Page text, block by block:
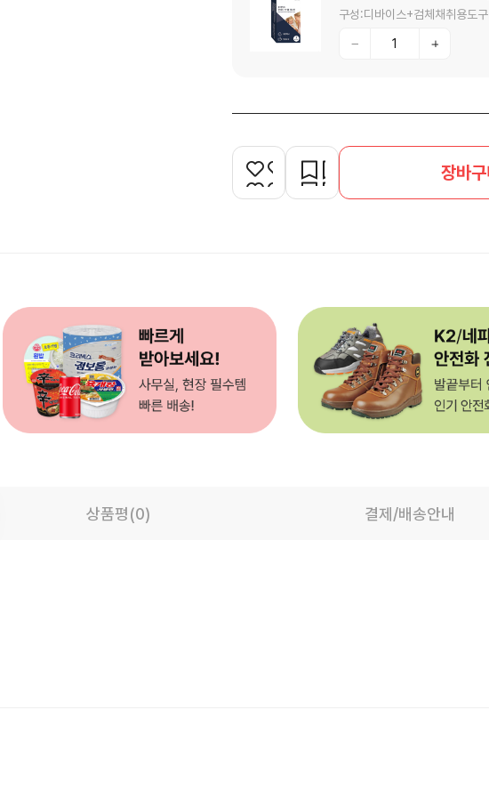
구성:디바이스+검체채취용도
장바구
상품평(0) 결제/배송안내